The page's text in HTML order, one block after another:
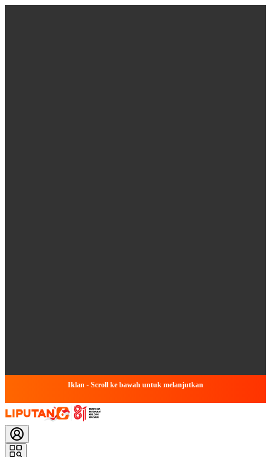
Iklan - Scroll ke bawah untuk melanjutkan